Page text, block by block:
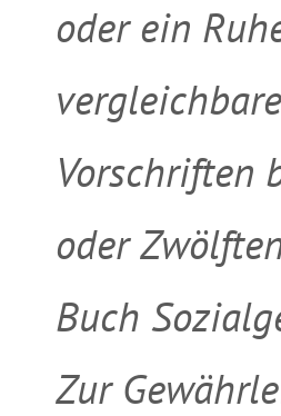
oder ein
Vorschriften
oder
Buch
Zur